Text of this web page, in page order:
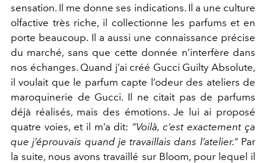
sensation. Il me donne ses indications. Il a une culture
olfactive très riche, il collectionne les parfums et en
porte beaucoup. Il a aussi une connaissance précise
du marché, sans que cette donnée n’interfère dans
nos échanges. Quand j’ai créé Gucci Guilty Absolute,
il voulait que le parfum capte l’odeur des ateliers de
maroquinerie de Gucci. Il ne citait pas de parfums
déjà réalisés, mais des émotions. Je lui ai proposé
quatre voies, et il m’a dit: “Voilà, c’est exactement ça
que j’éprouvais quand je travaillais dans l’atelier.”Par
la suite, nous avons travaillé sur Bloom, pour lequel il